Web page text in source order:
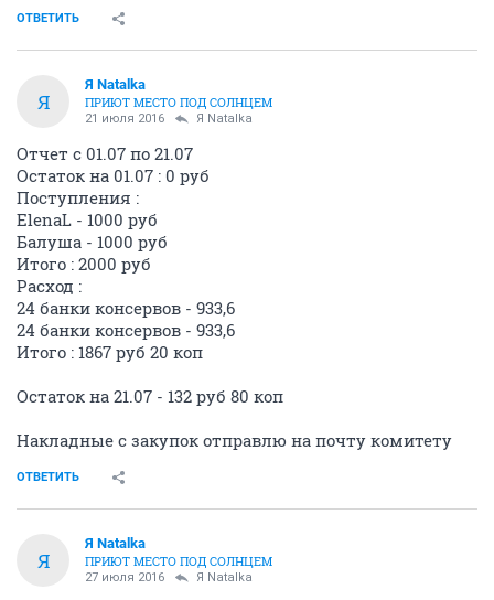
ОТВЕТИТЬ
Я
Я Natalka
ПРИЮТ МЕСТО ПОД СОЛНЦЕМ
21 июля 2016 Я Natalka
Отчет с 01.07 по 21.07
Остаток на 01.07 : 0 руб
Поступления :
ElenaL - 1000 руб
Балуша - 1000 руб
Итого : 2000 руб
Расход :
24 банки консервов - 933,6
24 банки консервов - 933,6
Итого : 1867 руб 20 коп
Остаток на 21.07 - 132 руб 80 коп
Накладные с закупок отправлю на почту комитету
ОТВЕТИТЬ
Я
Я Natalka
ПРИЮТ МЕСТО ПОД СОЛНЦЕМ
27 июля 2016 Я Natalka